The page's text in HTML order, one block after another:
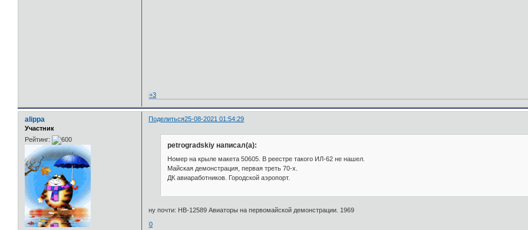
+3
Поделиться25-08-2021 01:54:29
alippa
Участник
Рейтинг:
petrogradskiy написал(а):
Номер на крыле макета 50605. В реестре такого ИЛ-62 не нашел.
Майская демонстрация, первая треть 70-х.
ДК авиаработников. Городской аэропорт.
ну почти: НВ-12589 Авиаторы на первомайской демонстрации. 1969
0